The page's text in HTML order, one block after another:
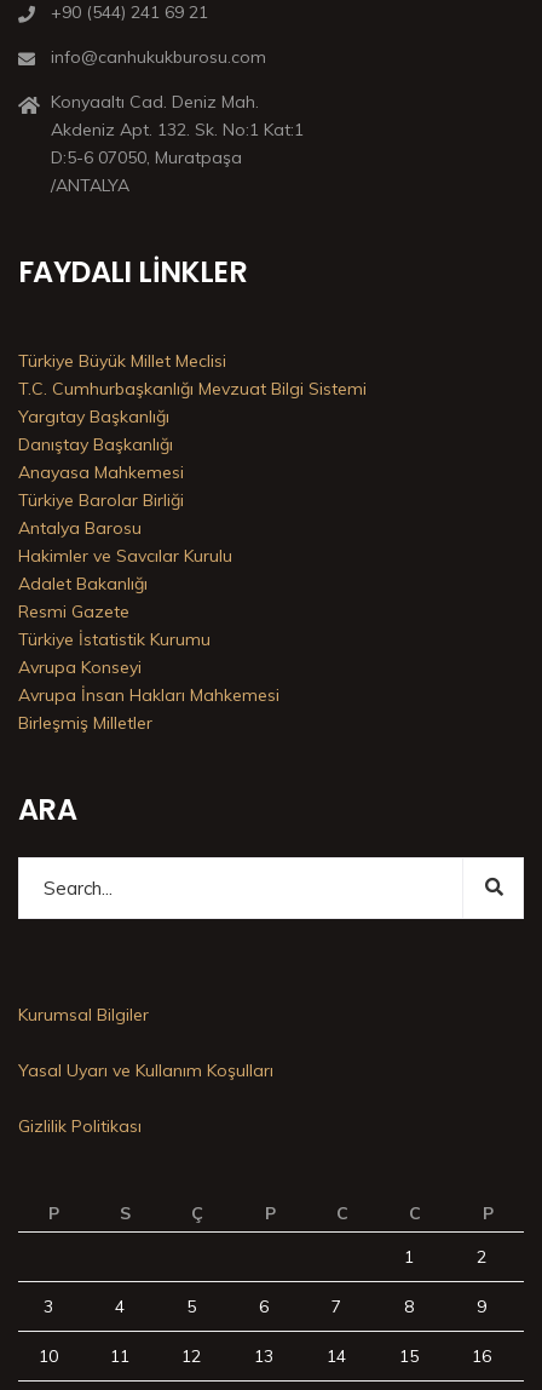
+90 (544) 241 69 21
info@canhukukburosu.com
Konyaaltı Cad. Deniz Mah.
Akdeniz Apt. 132. Sk. No:1 Kat:1
D:5-6 07050, Muratpaşa
/ANTALYA
FAYDALI LINKLER
Türkiye Büyük Millet Meclisi
T.C. Cumhurbaşkanlığı Mevzuat Bilgi Sistemi
Yargıtay Başkanlığı
Danıştay Başkanlığı
Anayasa Mahkemesi
Türkiye Barolar Birliği
Antalya Barosu
Hakimler ve Savcılar Kurulu
Adalet Bakanlığı
Resmi Gazete
Türkiye İstatistik Kurumu
Avrupa Konseyi
Avrupa İnsan Hakları Mahkemesi
Birleşmiş Milletler
ARA
Kurumsal Bilgiler
Yasal Uyarı ve Kullanım Koşulları
Gizlilik Politikası
P S Ç P C C
P
1
2
3 4 5 6 7 8 9
10 11 12 13 14 15 16